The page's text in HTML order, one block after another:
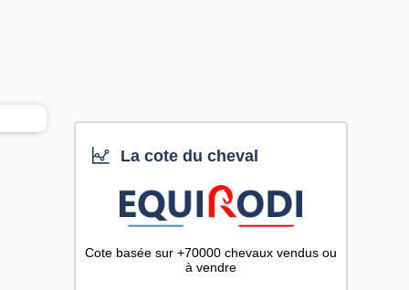
La cote du cheval
Cote basée sur +70000 chevaux vendus ou
à vendre